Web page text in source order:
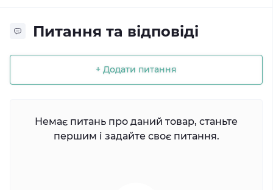
Питання та відповіді
+ Додати питання
Немає питань про даний товар, станьте
першим і задайте своє питання.